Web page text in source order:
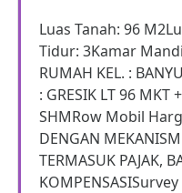
Luas Tanah: 96
Tidur: 3Kamar
RUMAH KEL. :
: GRESIK LT 96 MKT
SHMRow Mobil
DENGAN
TERMASUK PAJAK,